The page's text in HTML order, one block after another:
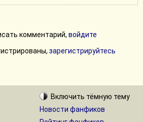
комментарий, войдите
зарегистрируйтесь
Включить тёмную тему
Новости фанфиков